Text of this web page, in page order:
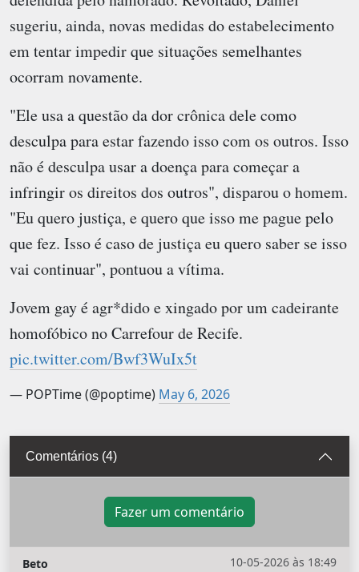
sugeriu, ainda, novas medidas do estabelecimento
em tentar impedir que situações semelhantes
ocorram novamente.
"Ele usa a questão da dor crônica dele como
desculpa para estar fazendo isso com os outros. Isso
não é desculpa usar a doença para começar a
infringir os direitos dos outros", disparou o homem.
"Eu quero justiça, e quero que isso me pague pelo
que fez. Isso é caso de justiça eu quero saber se isso
vai continuar", pontuou a vítima.
Jovem gay é agr*dido e xingado por um cadeirante
homofóbico no Carrefour de Recife.
pic.twitter.com/Bwf3WuIx5t
— POPTime (@poptime) May 6, 2026
Comentários (4)
Fazer um comentário
10-05-2026 às 18:49
Beto